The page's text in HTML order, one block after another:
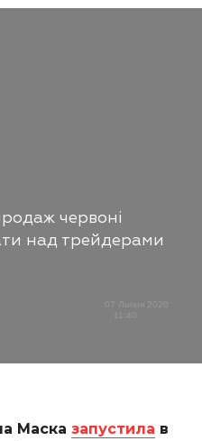
червоні
над трейдерами
07 Липня 2020
Маска запустила в